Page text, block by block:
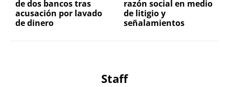
de dos bancos tras
acusación por lavado
de dinero
razón social en medio
de litigio y
señalamientos
Staff